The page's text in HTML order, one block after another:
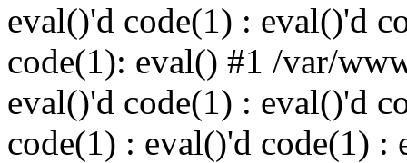
eval()'d code(1) : eval()'d
code(1): eval() #1 /var/
eval()'d code(1) : eval()'d
code(1) : eval()'d code(1) :